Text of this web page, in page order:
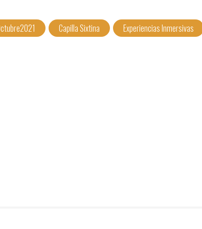
Capilla Sixtina
Experiencias Inmersivas